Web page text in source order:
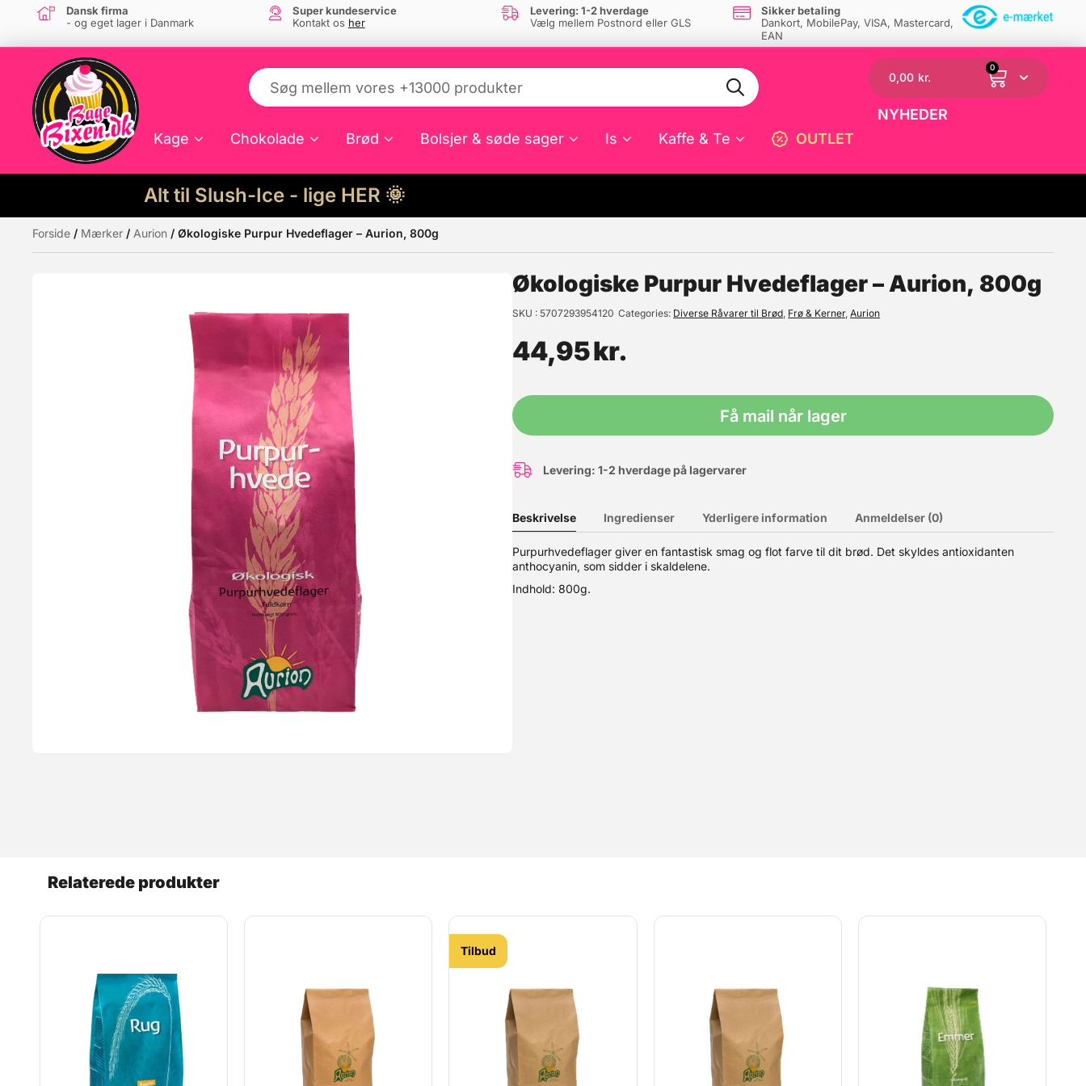
Dansk firma
- og eget lager i Danmark
Super kundeservice
Kontakt os her
Levering: 1-2 hverdage
Vælg mellem Postnord eller GLS
Sikker betaling
Dankort, MobilePay, VISA, Mastercard,
EAN
Kage Chokolade Brød Bolsjer & søde sager Is Kaffe & Te OUTLET
0,00 kr.
0
NYHEDER
Alt til Slush-Ice - lige HER 🌞
Måske kunne nogle af disse produkter have din interesse?
Hvedeflager - Valsede+Dampbehandlet, 500g
Dampbehandlede hvedeflager fremstillet af specialrensede hvedekerner af brødkorn, som efterfølgende er dampbehandlet, valset og tørret. Kaldes også valsede hvedeflager eller går under det
tekniske navn "Hvedeflager 2012 N+". Prøv dem i bagværk, musli og grød m.m.
☓
Forside / Mærker / Aurion / Økologiske Purpur Hvedeflager – Aurion, 800g
Økologiske Purpur Hvedeflager – Aurion, 800g
SKU 5707293954120 Categories Diverse Råvarer til Brød, Frø & Kerner,Aurion
44,95kr.
Få mail når lager
Levering: 1-2 hverdage på lagervarer
Beskrivelse Ingredienser Yderligere information Anmeldelser (0)
Purpurhvedeflager giver en fantastisk smag og flot farve til dit brød. Det skyldes antioxidanten
anthocyanin, som sidder i skaldelene.
Indhold: 800g.
Relaterede produkter
Tilbud